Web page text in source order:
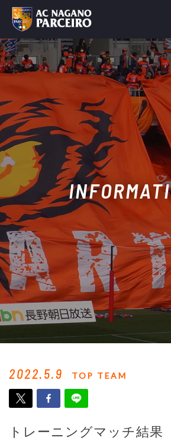
2022.5.9 TOP TEAM
トレーニングマッチ結果